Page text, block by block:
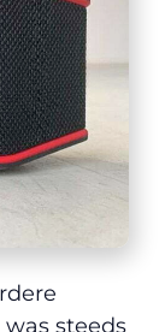
steeds